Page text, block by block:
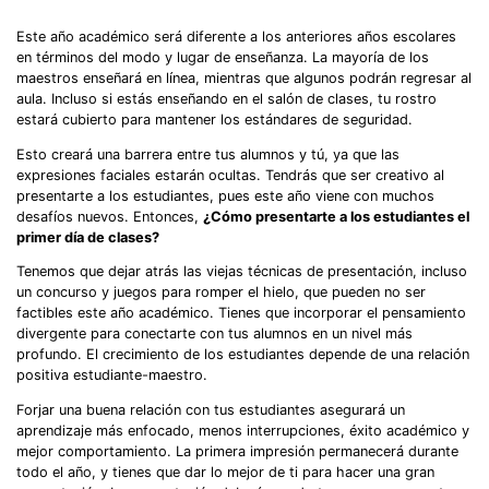
Este año académico será diferente a los anteriores años escolares
en términos del modo y lugar de enseñanza. La mayoría de los
maestros enseñará en línea, mientras que algunos podrán regresar al
aula. Incluso si estás enseñando en el salón de clases, tu rostro
estará cubierto para mantener los estándares de seguridad.
Esto creará una barrera entre tus alumnos y tú, ya que las
expresiones faciales estarán ocultas. Tendrás que ser creativo al
presentarte a los estudiantes, pues este año viene con muchos
desafíos nuevos. Entonces, ¿Cómo presentarte a los estudiantes el
primer día de clases?
Tenemos que dejar atrás las viejas técnicas de presentación, incluso
un concurso y juegos para romper el hielo, que pueden no ser
factibles este año académico. Tienes que incorporar el pensamiento
divergente para conectarte con tus alumnos en un nivel más
profundo. El crecimiento de los estudiantes depende de una relación
positiva estudiante-maestro.
Forjar una buena relación con tus estudiantes asegurará un
aprendizaje más enfocado, menos interrupciones, éxito académico y
mejor comportamiento. La primera impresión permanecerá durante
todo el año, y tienes que dar lo mejor de ti para hacer una gran